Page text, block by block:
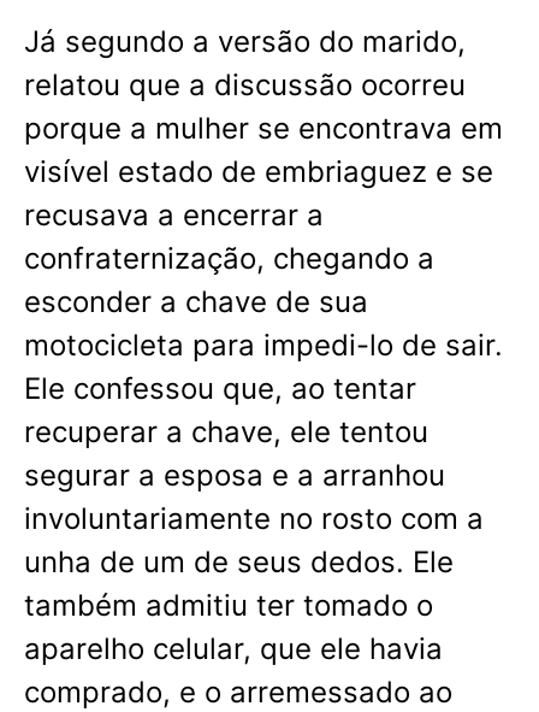
Já segundo a versão do marido,
relatou que a discussão ocorreu
porque a mulher se encontrava em
visível estado de embriaguez e se
recusava a encerrar a
confraternização, chegando a
esconder a chave de sua
motocicleta para impedi-lo de sair.
Ele confessou que, ao tentar
recuperar a chave, ele tentou
segurar a esposa e a arranhou
involuntariamente no rosto com a
unha de um de seus dedos. Ele
também admitiu ter tomado o
aparelho celular, que ele havia
comprado, e o arremessado ao